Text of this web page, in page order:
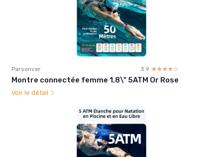
Parsonver 3.9 ☆☆☆☆☆
★★★★★
Montre connectée femme 1,8\" 5ATM Or Rose
Voir le détail